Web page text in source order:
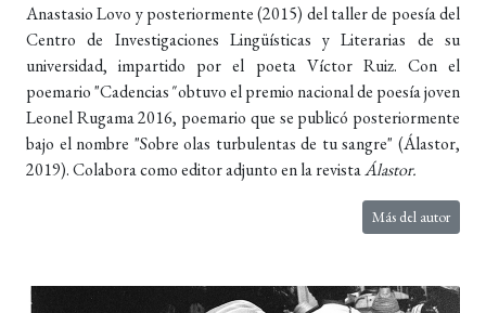
Anastasio Lovo y posteriormente (2015) del taller de poesía del
Centro de Investigaciones Lingüísticas y Literarias de su
universidad, impartido por el poeta Víctor Ruiz. Con el
poemario "Cadencias"obtuvo el premio nacional de poesía joven
Leonel Rugama 2016, poemario que se publicó posteriormente
bajo el nombre "Sobre olas turbulentas de tu sangre" (Álastor,
2019). Colabora como editor adjunto en la revistaÁlastor.
Más del autor